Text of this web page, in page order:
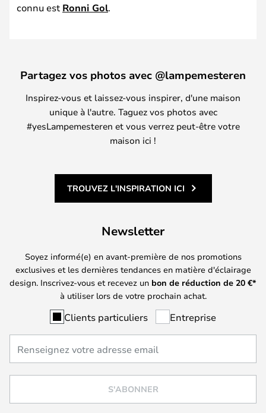
connu est Ronni Gol.
Partagez vos photos avec @lampemesteren
Inspirez-vous et laissez-vous inspirer, d'une maison
unique à l'autre. Taguez vos photos avec
#yesLampemesteren et vous verrez peut-être votre
maison ici !
TROUVEZ L'INSPIRATION ICI
Newsletter
Soyez informé(e) en avant-première de nos promotions
exclusives et les dernières tendances en matière d'éclairage
design. Inscrivez-vous et recevez un bon de réduction de 20 €*
à utiliser lors de votre prochain achat.
Clients particuliers Entreprise
S'ABONNER